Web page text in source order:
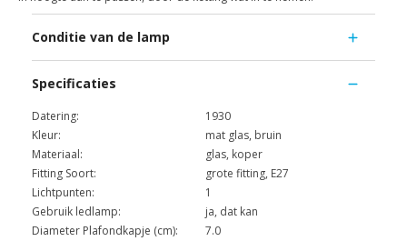
Conditie van de lamp
Specificaties
Datering:
1930
Kleur:
mat glas, bruin
Materiaal:
glas, koper
Fitting Soort:
grote fitting, E27
Lichtpunten:
1
Gebruik ledlamp:
ja, dat kan
Diameter Plafondkapje (cm):
7.0